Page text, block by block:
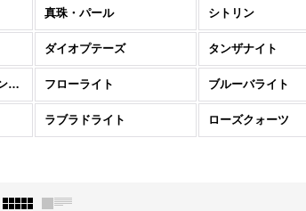
真珠・パール シトリン
ダイオプテーズ タンザナイト
ハーキーマーダイヤモンド / ダイヤモンドクォーツ フローライト ブルーバライト
ラブラドライト ローズクォーツ